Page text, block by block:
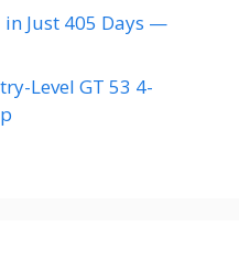
Just 405 Days —
Level GT 53 4-